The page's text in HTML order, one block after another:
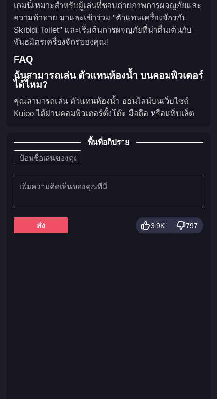
เกมนี้เหมาะสำหรับผู้เล่นที่ชอบถ่ายภาพการผจญภัยและ
ความท้าทาย มาและเข้าร่วม "ตัวแทนเครื่องจักรกับ
Skibidi Toilet" และเริ่มต้นการผจญภัยที่น่าตื่นเต้นกับ
พันธมิตรเครื่องจักรของคุณ!
FAQ
ฉันสามารถเล่น ตัวแทนห้องน้ำ บนคอมพิวเตอร์
ได้ไหม?
คุณสามารถเล่น ตัวแทนห้องน้ำ ออนไลน์บนเว็บไซต์
Kuioo ได้ผ่านคอมพิวเตอร์ตั้งโต๊ะ มือถือ หรือแท็บเล็ต
พื้นที่อภิปราย
ส่ง 3.9K 797